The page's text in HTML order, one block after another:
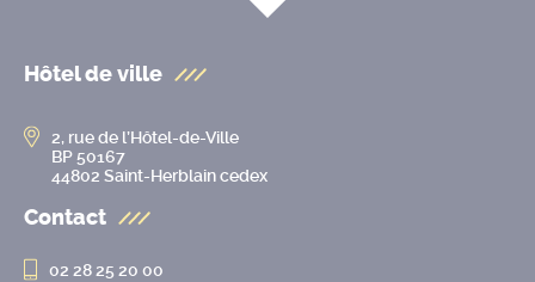
Hôtel de ville
2, rue de l’Hôtel-de-Ville
BP 50167
44802 Saint-Herblain cedex
Contact
02 28 25 20 00